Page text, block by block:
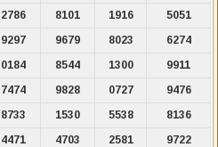
2786 8101 1916
5051
9297 9679 8023
6274
0184 8544 1300
9911
7474 9828 0727
9476
8733 1530 5538
8136
4471 4703 2581
9722